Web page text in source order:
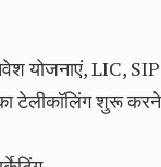
योजनाएं, LIC,
टेलीकॉलिंग शुरू करने